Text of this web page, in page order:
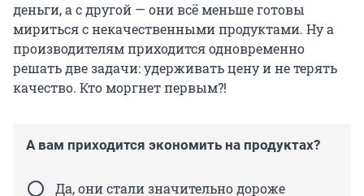
деньги, а с другой — они всё меньше готовы
мириться с некачественными продуктами. Ну а
производителям приходится одновременно
решать две задачи: удерживать цену и не терять
качество. Кто моргнет первым?!
А вам приходится экономить на продуктах?
Да, они стали значительно дороже